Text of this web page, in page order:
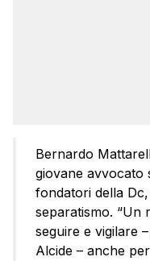
Bernardo
giovane avvocato
fondatori della
separatismo. “Un
seguire e vigilare
Alcide – anche